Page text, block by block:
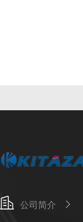
公司简介